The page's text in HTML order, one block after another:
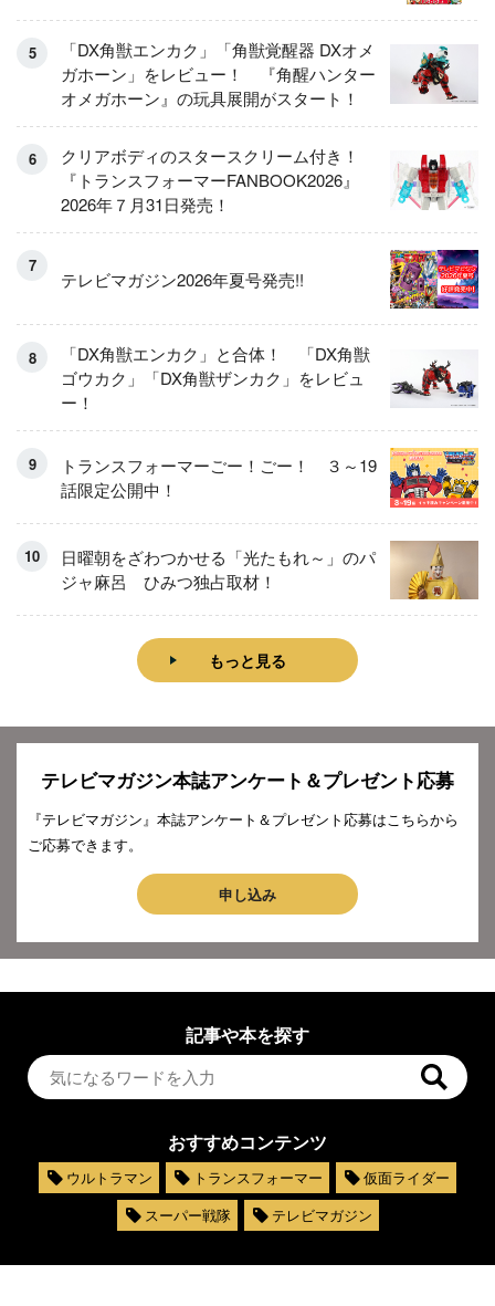
「DX角獣エンカク」「角獣覚醒器 DXオメ
ガホーン」をレビュー！ 『角醒ハンター
オメガホーン』の玩具展開がスタート！
クリアボディのスタースクリーム付き！
『トランスフォーマーFANBOOK2026』
2026年７月31日発売！
テレビマガジン2026年夏号発売!!
「DX角獣エンカク」と合体！ 「DX角獣
ゴウカク」「DX角獣ザンカク」をレビュ
ー！
トランスフォーマーごー！ごー！ ３～19
話限定公開中！
日曜朝をざわつかせる「光たもれ～」のパ
ジャ麻呂 ひみつ独占取材！
もっと見る
テレビマガジン本誌アンケート＆プレゼント応募
『テレビマガジン』本誌アンケート＆プレゼント応募はこちらから
ご応募できます。
申し込み
記事や本を探す
おすすめコンテンツ
ウルトラマン トランスフォーマー
仮面ライダー
スーパー戦隊
テレビマガジン